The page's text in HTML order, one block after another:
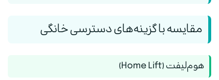
مقایسه با گزینه‌های دسترسی خانگی
هوم‌لیفت (Home Lift)